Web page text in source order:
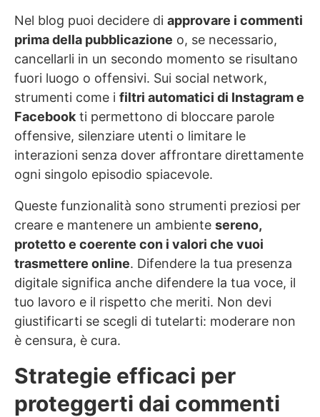
Nel blog puoi decidere di approvare i commenti
prima della pubblicazione o, se necessario,
cancellarli in un secondo momento se risultano
fuori luogo o offensivi. Sui social network,
strumenti come i filtri automatici di Instagram e
Facebook ti permettono di bloccare parole
offensive, silenziare utenti o limitare le
interazioni senza dover affrontare direttamente
ogni singolo episodio spiacevole.
Queste funzionalità sono strumenti preziosi per
creare e mantenere un ambiente sereno,
protetto e coerente con i valori che vuoi
trasmettere online. Difendere la tua presenza
digitale significa anche difendere la tua voce, il
tuo lavoro e il rispetto che meriti. Non devi
giustificarti se scegli di tutelarti: moderare non
è censura, è cura.
Strategie efficaci per
proteggerti dai commenti